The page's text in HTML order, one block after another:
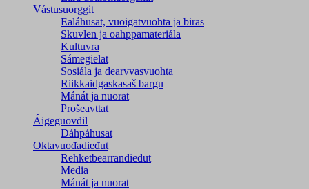
Vástusuorggit
Ealáhusat, vuoigatvuohta ja biras
Skuvlen ja oahppamateriála
Kultuvra
Sámegielat
Sosiála ja dearvvasvuohta
Riikkaidgaskasaš bargu
Mánát ja nuorat
Prošeavttat
Áigeguovdil
Dáhpáhusat
Oktavuođadieđut
Rehketbearrandieđut
Media
Mánát ja nuorat